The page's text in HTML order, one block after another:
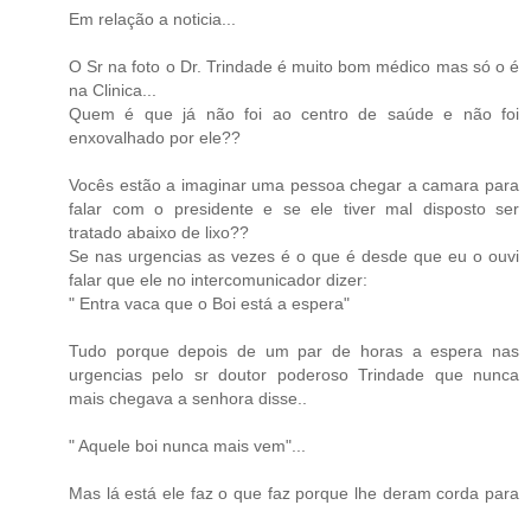
Em relação a noticia...
O Sr na foto o Dr. Trindade é muito bom médico mas só o é
na Clinica...
Quem é que já não foi ao centro de saúde e não foi
enxovalhado por ele??
Vocês estão a imaginar uma pessoa chegar a camara para
falar com o presidente e se ele tiver mal disposto ser
tratado abaixo de lixo??
Se nas urgencias as vezes é o que é desde que eu o ouvi
falar que ele no intercomunicador dizer:
" Entra vaca que o Boi está a espera"
Tudo porque depois de um par de horas a espera nas
urgencias pelo sr doutor poderoso Trindade que nunca
mais chegava a senhora disse..
" Aquele boi nunca mais vem"...
Mas lá está ele faz o que faz porque lhe deram corda para